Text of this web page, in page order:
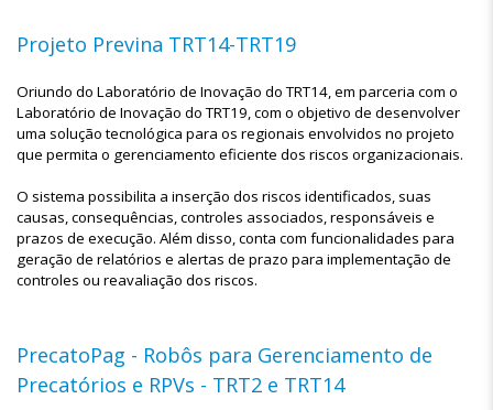
Projeto Previna TRT14-TRT19
Oriundo do Laboratório de Inovação do TRT14, em parceria com o
Laboratório de Inovação do TRT19, com o objetivo de desenvolver
uma solução tecnológica para os regionais envolvidos no projeto
que permita o gerenciamento eficiente dos riscos organizacionais.
O sistema possibilita a inserção dos riscos identificados, suas
causas, consequências, controles associados, responsáveis e
prazos de execução. Além disso, conta com funcionalidades para
geração de relatórios e alertas de prazo para implementação de
controles ou reavaliação dos riscos.
PrecatoPag - Robôs para Gerenciamento de
Precatórios e RPVs - TRT2 e TRT14